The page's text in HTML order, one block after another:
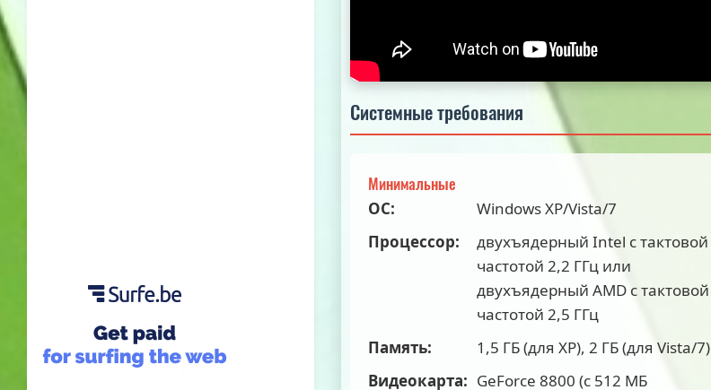
Системные требования
Минимальные
ОС:
Windows XP/Vista/7
Процессор:
двухъядерный Intel с тактовой
частотой 2,2 ГГц или
двухъядерный AMD с тактовой
частотой 2,5 ГГц
Память:
1,5 ГБ (для XP), 2 ГБ (для Vista/7)
Видеокарта: GeForce 8800 (с 512 МБ